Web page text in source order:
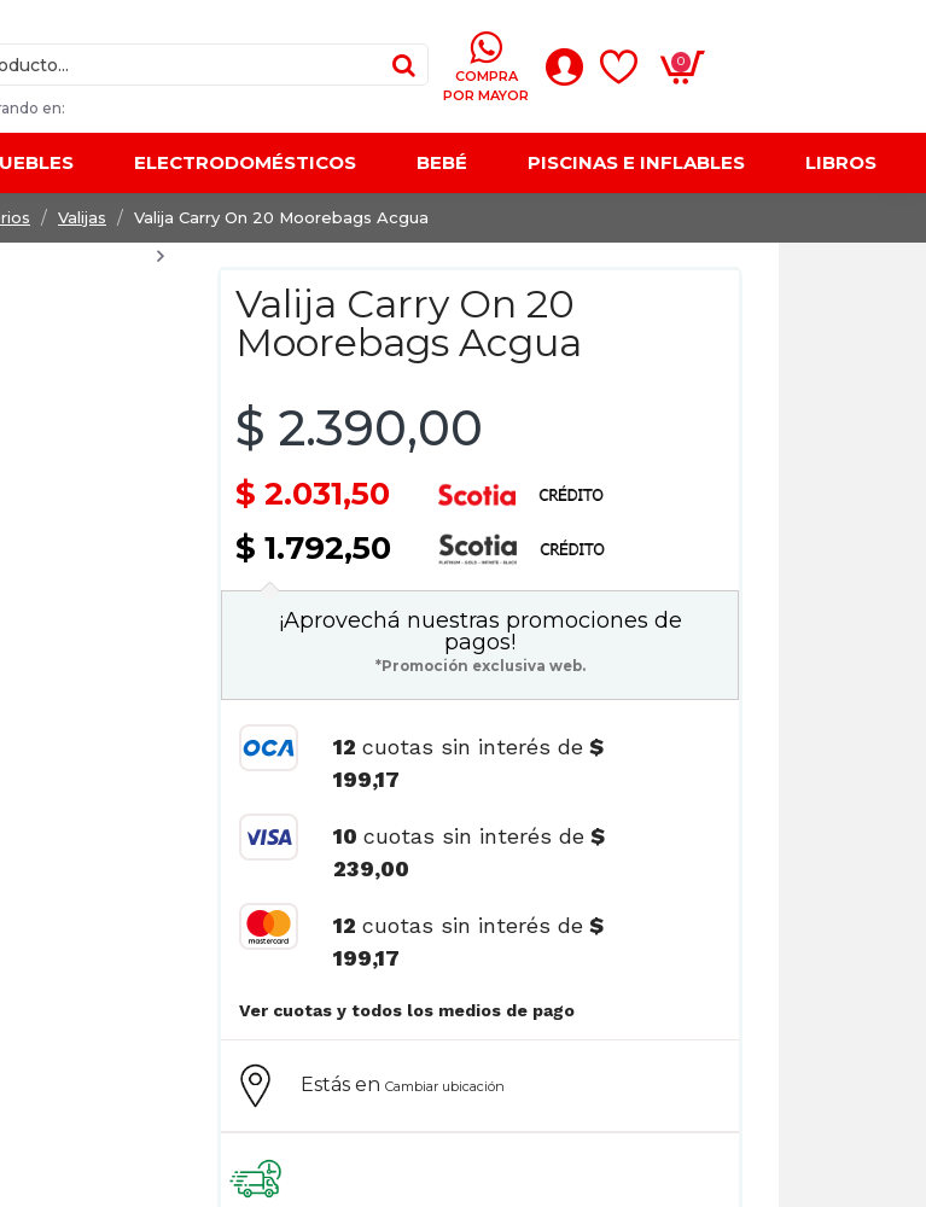
en:
COMPRA
POR MAYOR
0
ELECTRODOMÉSTICOS BEBÉ PISCINAS E INFLABLES LIBROS
Valijas Valija Carry On 20 Moorebags Acgua
Valija Carry On 20
Moorebags Acgua
$ 2.390,00
$ 2.031,50
$ 1.792,50
Estás enCambiar ubicación
¡Aprovechá nuestras promociones de
pagos!
*Promoción exclusiva web.
12cuotas sin interés de $
199,17
10cuotas sin interés de $
239,00
12cuotas sin interés de $
199,17
Ver cuotas y todos los medios de pago